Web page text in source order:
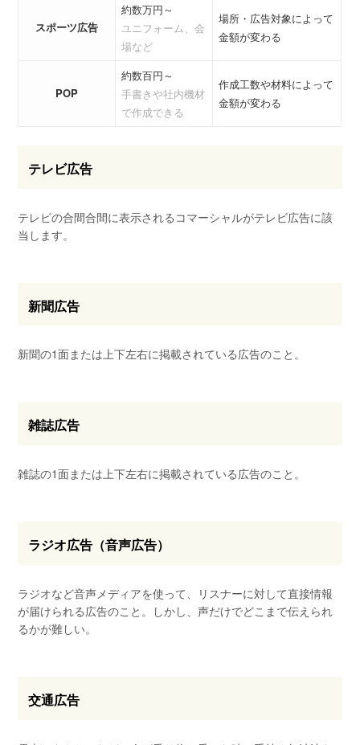
スポーツ広告
約数万円～
ユニフォーム、会
場など
場所・広告対象によって
金額が変わる
POP
約数百円～
手書きや社内機材
で作成できる
作成工数や材料によって
金額が変わる
テレビ広告
テレビの合間合間に表示されるコマーシャルがテレビ広告に該
当します。
新聞広告
新聞の1面または上下左右に掲載されている広告のこと。
雑誌広告
雑誌の1面または上下左右に掲載されている広告のこと。
ラジオ広告（音声広告）
ラジオなど音声メディアを使って、リスナーに対して直接情報
が届けられる広告のこと。しかし、声だけでどこまで伝えられ
るかが難しい。
交通広告